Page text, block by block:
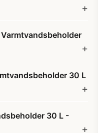
30 L
30 L -